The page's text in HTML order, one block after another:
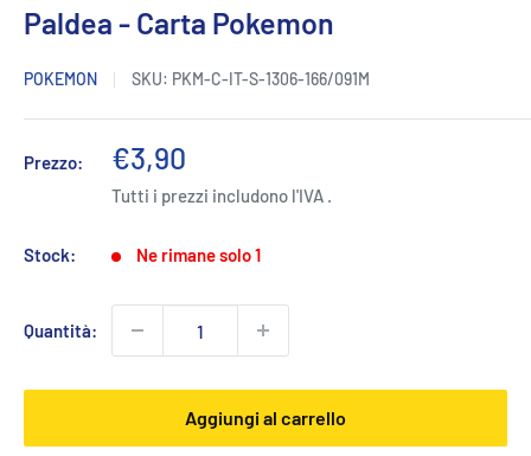
Paldea - Carta Pokemon
POKEMON SKU: PKM-C-IT-S-1306-166/091M
Prezzo:
Prezzo
scontato
€3,90
Tutti i prezzi includono l'IVA .
Stock: Ne rimane solo 1
Quantità:
Aggiungi al carrello